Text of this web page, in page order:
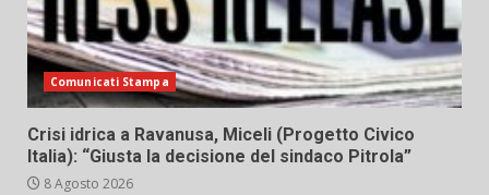
Comunicati Stampa
Crisi idrica a Ravanusa, Miceli (Progetto Civico
Italia): “Giusta la decisione del sindaco Pitrola”
8 Agosto 2026